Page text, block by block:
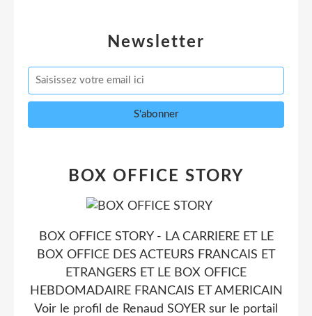
Newsletter
BOX OFFICE STORY
BOX OFFICE STORY - LA CARRIERE ET LE
BOX OFFICE DES ACTEURS FRANCAIS ET
ETRANGERS ET LE BOX OFFICE
HEBDOMADAIRE FRANCAIS ET AMERICAIN
Voir le profil de Renaud SOYER sur le portail